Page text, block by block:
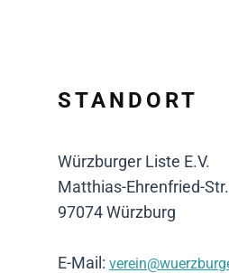
STANDORT
Würzburger Liste E.V.
Matthias-Ehrenfried-
97074 Würzburg
E-Mail: